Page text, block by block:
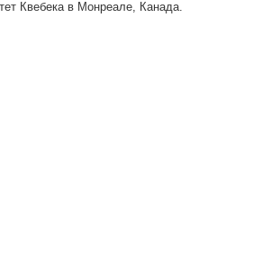
Квебека в Монреале, Канада.